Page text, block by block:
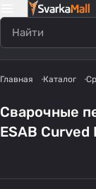
Главная Каталог
Сварочные
ESAB Curved